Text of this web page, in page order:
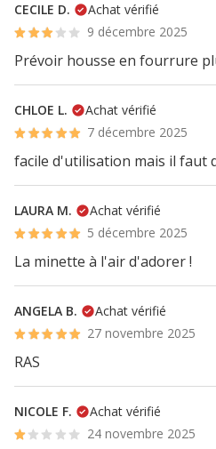
CECILE D.
Achat vérifié
9 décembre 2025
Prévoir housse en fourrure
CHLOE L.
Achat vérifié
7 décembre 2025
facile d'utilisation mais il faut
LAURA M.
Achat vérifié
5 décembre 2025
La minette à l'air d'adorer !
ANGELA B.
Achat vérifié
27 novembre 2025
RAS
NICOLE F.
Achat vérifié
24 novembre 2025